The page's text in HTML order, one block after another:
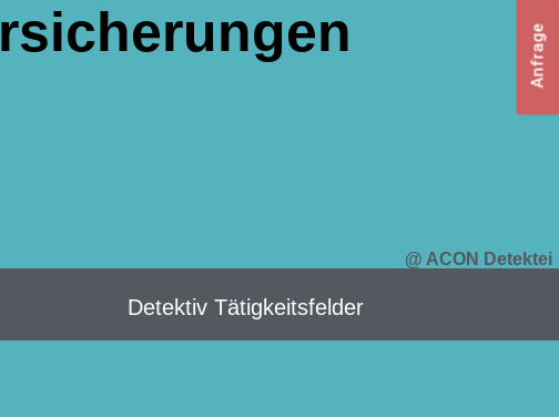
@ ACON Detektei
Detektiv Tätigkeitsfelder
Anfrage